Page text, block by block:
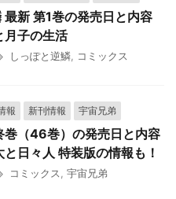
最新 第1巻の発売日と内容
月子の生活
しっぽと逆鱗 コミックス
報 新刊情報 宇宙兄弟
巻（46巻）の発売日と内容
日々人 特装版の情報も！
コミックス 宇宙兄弟